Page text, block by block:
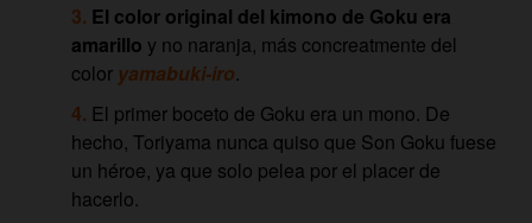
El color original del kimono de Goku era
amarillo y no naranja, más concreatmente del
color yamabuki-iro.
El primer boceto de Goku era un mono. De
hecho, Toriyama nunca quiso que Son Goku fuese
un héroe, ya que solo pelea por el placer de
hacerlo.